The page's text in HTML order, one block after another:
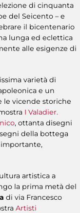
di cinquanta
del Seicento – e
il bicentenario
lunga ed eclettica
alle esigenze di
varietà di
e un
le vicende storiche
I Valadier.
, ottanta disegni
della bottega
artistica a
la prima metà del
di via Francesco
Artisti